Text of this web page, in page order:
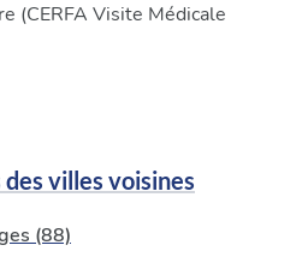
(CERFA Visite Médicale
villes voisines
(88)